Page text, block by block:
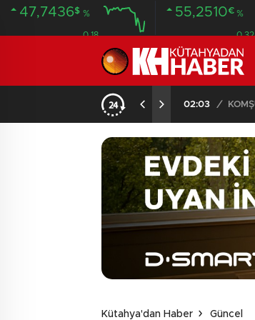
47,7436$ %
0.18
55,2510€ %
0.32
02:03 /
Kütahya'dan Haber Güncel